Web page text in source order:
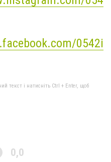
0542i
текст і натисніть Ctrl + Enter, щоб
0,0